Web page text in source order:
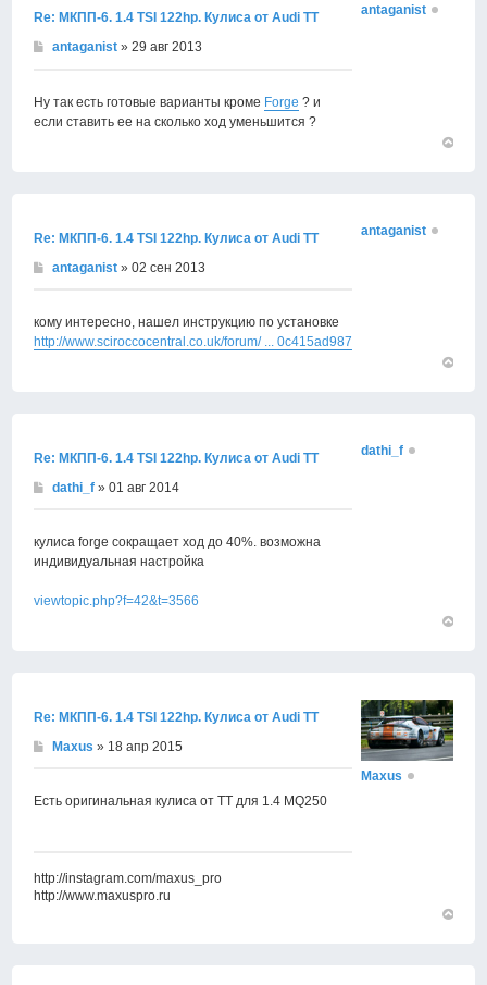
Re: МКПП-6. 1.4 TSI 122hp. Кулиса от Audi TT
antaganist » 29 авг 2013
Ну так есть готовые варианты кроме Forge ? и
если ставить ее на сколько ход уменьшится ?
antaganist
Re: МКПП-6. 1.4 TSI 122hp. Кулиса от Audi TT
antaganist » 02 сен 2013
кому интересно, нашел инструкцию по установке
http://www.sciroccocentral.co.uk/forum/ ... 0c415ad987
antaganist
Re: МКПП-6. 1.4 TSI 122hp. Кулиса от Audi TT
dathi_f » 01 авг 2014
кулиса forge сокращает ход до 40%. возможна
индивидуальная настройка
viewtopic.php?f=42&t=3566
dathi_f
Re: МКПП-6. 1.4 TSI 122hp. Кулиса от Audi TT
Maxus » 18 апр 2015
Есть оригинальная кулиса от ТТ для 1.4 MQ250
http://instagram.com/maxus_pro
http://www.maxuspro.ru
Maxus